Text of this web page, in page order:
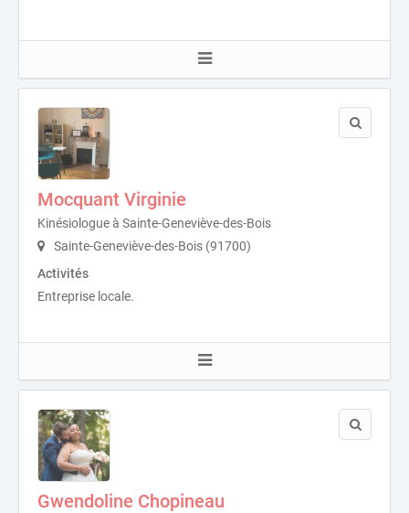
Mocquant Virginie
Kinésiologue à Sainte-Geneviève-des-Bois
Sainte-Geneviève-des-Bois (91700)
Activités
Entreprise locale.
Gwendoline Chopineau